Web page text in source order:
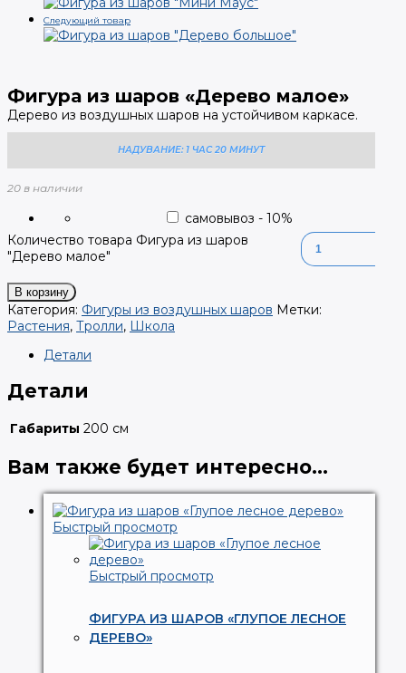
Следующий товар
Фигура из шаров «Дерево малое»
Дерево из воздушных шаров на устойчивом каркасе.
НАДУВАНИЕ: 1 ЧАС 20 МИНУТ
20 в наличии
самовывоз -10%
Количество товара Фигура из шаров
"Дерево малое"
В корзину
Категория: Фигуры из воздушных шаров Метки:
Растения, Тролли, Школа
Детали
Детали
Габариты 200 см
Вам также будет интересно…
Быстрый просмотр
Быстрый просмотр
ФИГУРА ИЗ ШАРОВ «ГЛУПОЕ ЛЕСНОЕ
ДЕРЕВО»